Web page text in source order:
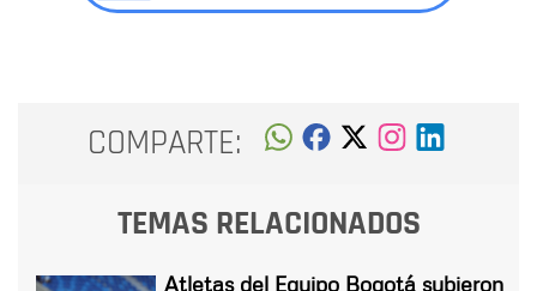
COMPARTE:
TEMAS RELACIONADOS
Atletas del Equipo Bogotá subieron